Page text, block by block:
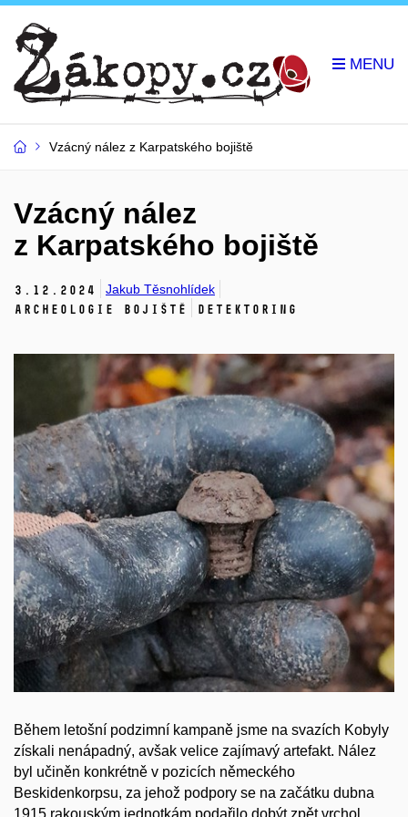
Vzácný nález z Karpatského bojiště
Vzácný nález
z Karpatského bojiště
3. 12. 2024 Jakub Těsnohlídek
Archeologie bojiště Detektoring
Během letošní podzimní kampaně jsme na svazích Kobyly
získali nenápadný, avšak velice zajímavý artefakt. Nález
byl učiněn konkrétně v pozicích německého
Beskidenkorpsu, za jehož podpory se na začátku dubna
1915 rakouským jednotkám podařilo dobýt zpět vrchol